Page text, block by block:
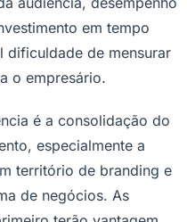
em tempo
dificuldade de mensurar
o empresário.
é a consolidação do
especialmente a
território de branding e
de negócios. As